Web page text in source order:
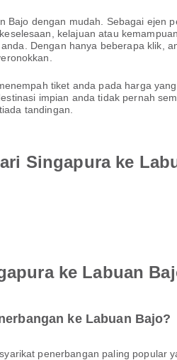
dengan mudah. Sebagai ejen
kelajuan atau
Dengan hanya beberapa klik,
tiket anda pada harga
impian anda tidak pernah
tandingan.
Singapura ke
ke Labuan
ke Labuan Bajo?
penerbangan paling popular